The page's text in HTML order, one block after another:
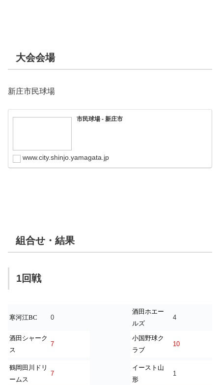
大会会場
新庄市民球場
市民球場 - 新庄市
www.city.shinjo.yamagata.jp
組合せ・結果
1回戦
寒河江BC 0
酒田ホエー
ルズ
4
酒田シャーク
ス
7
小国野球ク
ラブ
10
鶴岡田川ドリ
ームス
7
イースト山
形
1